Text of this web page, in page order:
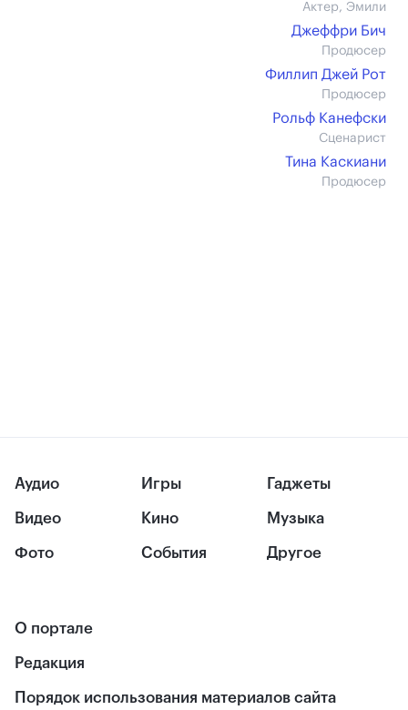
Актер, Эмили
Джеффри Бич
Продюсер
Филлип Джей Рот
Продюсер
Рольф Канефски
Сценарист
Тина Каскиани
Продюсер
Аудио
Видео
Фото
Игры
Кино
События
Гаджеты
Музыка
Другое
О портале
Редакция
Порядок использования материалов сайта